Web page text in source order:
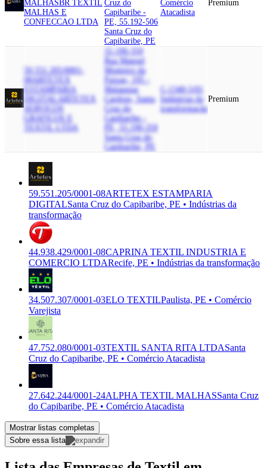
MALHASBR TEXTIL
MALHAS E
CONFECCAO LTDA
Cruz do
Capibaribe -
PE, 55.192-506
Santa Cruz do
Capibaribe, PE
Comércio
Atacadista
Premium
59.551.205/0001-
08 ARTETEX
ESTAMPARIA
DIGITALARTETEX
GRAFICOS E
TEXTIL LTDA
55.190-359
Rua Manoel
Monteiro da
Paixao, 195 -
Malaquias
Cardoso, Santa
Cruz do
Capibaribe -
PE, 55.190-359
Santa Cruz do
Capibaribe, PE
C-1340-5/01
Indústrias da
transformação
Premium
59.551.205/0001-08ARTETEX ESTAMPARIA
DIGITALSanta Cruz do Capibaribe, PE • Indústrias da
transformação
44.938.429/0001-08CAPRINA TEXTIL INDUSTRIA E
COMERCIO LTDARecife, PE • Indústrias da transformação
34.507.307/0001-03ELO TEXTILPaulista, PE • Comércio
Varejista
47.752.080/0001-03TEXTIL SANTA RITA LTDASanta
Cruz do Capibaribe, PE • Comércio Atacadista
27.642.244/0001-24ALPHA TEXTIL MALHASSanta Cruz
do Capibaribe, PE • Comércio Atacadista
Mostrar listas completas
Sobre essa lista